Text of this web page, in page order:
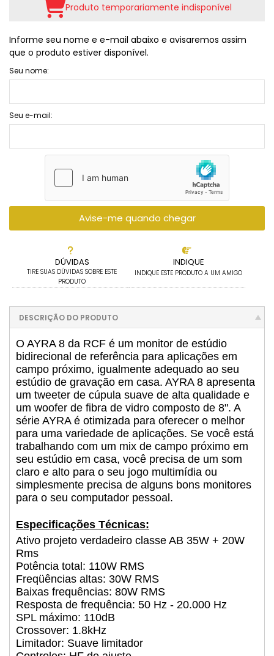
DÚVIDAS
TIRE SUAS DÚVIDAS SOBRE ESTE
PRODUTO
INDIQUE
INDIQUE ESTE PRODUTO A UM AMIGO
Produto temporariamente indisponível
Informe seu nome e e-mail abaixo e avisaremos assim
que o produto estiver disponível.
Seu nome:
Seu e-mail:
Avise-me quando chegar
DESCRIÇÃO DO PRODUTO
O AYRA 8 da RCF é um monitor de estúdio
bidirecional de referência para aplicações em
campo próximo, igualmente adequado ao seu
estúdio de gravação em casa. AYRA 8 apresenta
um tweeter de cúpula suave de alta qualidade e
um woofer de fibra de vidro composto de 8". A
série AYRA é otimizada para oferecer o melhor
para uma variedade de aplicações. Se você está
trabalhando com um mix de campo próximo em
seu estúdio em casa, você precisa de um som
claro e alto para o seu jogo multimídia ou
simplesmente precisa de alguns bons monitores
para o seu computador pessoal.
Especificações Técnicas:
Ativo projeto verdadeiro classe AB 35W + 20W
Rms
Potência total: 110W RMS
Freqüências altas: 30W RMS
Baixas frequências: 80W RMS
Resposta de frequência: 50 Hz - 20.000 Hz
SPL máximo: 110dB
Crossover: 1.8kHz
Limitador: Suave limitador